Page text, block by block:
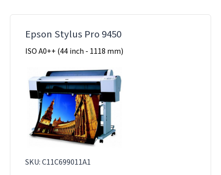
Epson Stylus Pro 9450
ISO A0++ (44 inch - 1118 mm)
SKU: C11C699011A1